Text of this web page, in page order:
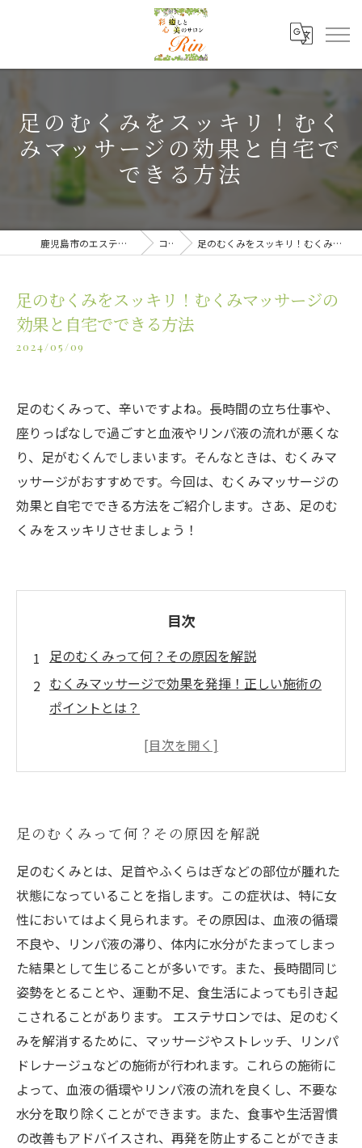
足のむくみをスッキリ！むく
みマッサージの効果と自宅で
できる方法
鹿児島市のエステなら癒しと美のサロンRin コラム 足のむくみをスッキリ！むくみマッサージの効果と自宅でできる方法
足のむくみをスッキリ！むくみマッサージの
効果と自宅でできる方法
2024/05/09
足のむくみって、辛いですよね。長時間の立ち仕事や、
座りっぱなしで過ごすと血液やリンパ液の流れが悪くな
り、足がむくんでしまいます。そんなときは、むくみマ
ッサージがおすすめです。今回は、むくみマッサージの
効果と自宅でできる方法をご紹介します。さあ、足のむ
くみをスッキリさせましょう！
目次
足のむくみって何？その原因を解説
むくみマッサージで効果を発揮！正しい施術の
ポイントとは？
手軽にできる！自宅でできる足のむくみ対策
足のむくみって何？その原因を解説
足のむくみとは、足首やふくらはぎなどの部位が腫れた
状態になっていることを指します。この症状は、特に女
性においてはよく見られます。その原因は、血液の循環
不良や、リンパ液の滞り、体内に水分がたまってしまっ
た結果として生じることが多いです。また、長時間同じ
姿勢をとることや、運動不足、食生活によっても引き起
こされることがあります。 エステサロンでは、足のむく
みを解消するために、マッサージやストレッチ、リンパ
ドレナージュなどの施術が行われます。これらの施術に
よって、血液の循環やリンパ液の流れを良くし、不要な
水分を取り除くことができます。また、食事や生活習慣
の改善もアドバイスされ、再発を防止することができま